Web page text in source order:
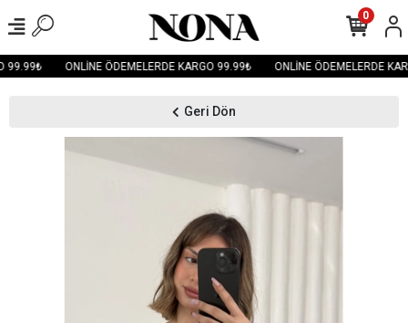
99.99₺ ONLİNE ÖDEMELERDE KARGO 99.99₺ ONLİNE ÖDEMELERDE
0
Geri Dön